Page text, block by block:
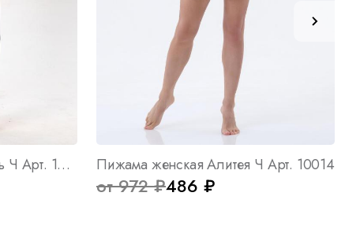
Пижама женская Изабель Ч Арт. 10775 Пижама женская Алитея Ч Арт. 10014
от 972 ₽486 ₽